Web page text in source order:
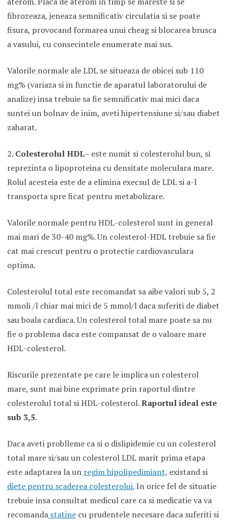
fibrozeaza, jeneaza semnificativ circulatia si se poate
fisura, provocand formarea unui cheag si blocarea brusca
a vasului, cu consecintele enumerate mai sus.
Valorile normale ale LDL se situeaza de obicei sub 110
mg% (variaza si in functie de aparatul laboratorului de
analize) insa trebuie sa fie semnificativ mai mici daca
suntei un bolnav de inim, aveti hipertensiune si/sau diabet
zaharat.
2. Colesterolul HDL– este numit si colesterolul bun, si
reprezinta o lipoproteina cu densitate moleculara mare.
Rolul acesteia este de a elimina execsul de LDL si a-l
transporta spre ficat pentru metabolizare.
Valorile normale pentru HDL-colesterol sunt in general
mai mari de 30-40 mg%. Un colesterol-HDL trebuie sa fie
cat mai crescut pentru o protectie cardiovasculara
optima.
Colesterolul total este recomandat sa aibe valori sub 5, 2
mmoli /l chiar mai mici de 5 mmol/l daca suferiti de diabet
sau boala cardiaca. Un colesterol total mare poate sa nu
fie o problema daca este compansat de o valoare mare
HDL-colesterol.
Riscurile prezentate pe care le implica un colesterol
mare, sunt mai bine exprimate prin raportul dintre
colesterolul total si HDL-colesterol.Raportul ideal este
sub 3,5.
Daca aveti problleme ca si o dislipidemie cu un colesterol
total mare si/sau un colesterol LDL marit prima etapa
este adaptarea la un regim hipolipedimiant, existand si
diete pentru scaderea colesterolui.In orice fel de situatie
trebuie insa consultat medicul care ca si medicatie va va
recomandastatinecu prudentele necesare daca suferiti si